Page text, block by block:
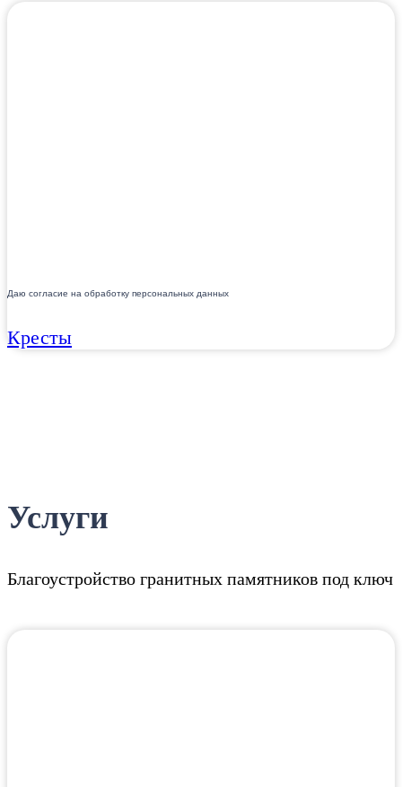
Даю согласие на обработку персональных данных
Кресты
Услуги
Благоустройство гранитных памятников под ключ